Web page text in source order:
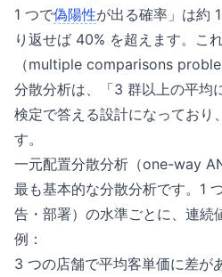
1 つで偽陽性が出る確率」は約
り返せば 40% を超えます。こ
（multiple comparisons
分散分析は、「3 群以上の平均
検定で答える設計になっており
す。
一元配置分散分析（one-way
最も基本的な分散分析です。1
告・部署）の水準ごとに、連続
例：
3 つの店舗で平均客単価に差が